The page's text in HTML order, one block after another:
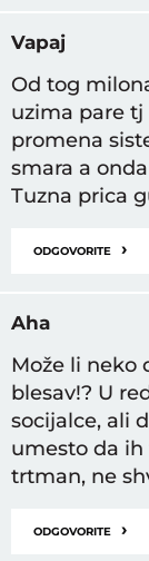
Vapaj
Od tog
uzima pare
promena
smara a
Tuzna prica
ODGOVORITE ›
Aha
Može li neko
blesav!? U
socijalce, ali
umesto da
trtman, ne
ODGOVORITE ›